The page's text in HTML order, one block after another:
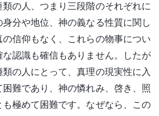
類の人、つまり三段階のそれぞれに
分や地位、神の義なる性質に関し
信仰もなく、これらの物事につい
認識も確信もありません。したが
の人にとって、真理の現実性に入
困難であり、神の憐れみ、啓き、照
も極めて困難です。なぜなら、この